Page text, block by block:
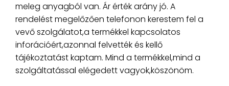
meleg anyagból van. Ár érték arány jó. A
rendelést megelőzően telefonon kerestem fel a
vevő szolgálatot,a termékkel kapcsolatos
inforációért,azonnal felvették és kellő
tájékoztatást kaptam. Mind a termékkel,mind a
szolgáltatással elégedett vagyok,köszönöm.